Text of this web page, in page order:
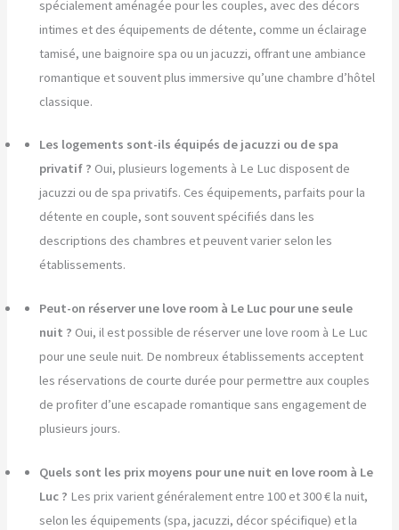
spécialement aménagée pour les couples, avec des décors
intimes et des équipements de détente, comme un éclairage
tamisé, une baignoire spa ou un jacuzzi, offrant une ambiance
romantique et souvent plus immersive qu’une chambre d’hôtel
classique.
Les logements sont-ils équipés de jacuzzi ou de spa
privatif ? Oui, plusieurs logements à Le Luc disposent de
jacuzzi ou de spa privatifs. Ces équipements, parfaits pour la
détente en couple, sont souvent spécifiés dans les
descriptions des chambres et peuvent varier selon les
établissements.
Peut-on réserver une love room à Le Luc pour une seule
nuit ? Oui, il est possible de réserver une love room à Le Luc
pour une seule nuit. De nombreux établissements acceptent
les réservations de courte durée pour permettre aux couples
de profiter d’une escapade romantique sans engagement de
plusieurs jours.
Quels sont les prix moyens pour une nuit en love room à Le
Luc ? Les prix varient généralement entre 100 et 300 € la nuit,
selon les équipements (spa, jacuzzi, décor spécifique) et la